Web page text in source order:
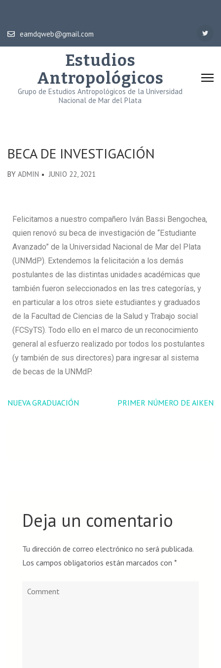
eamdqweb@gmail.com
Estudios
Antropológicos
Grupo de Estudios Antropológicos de la Universidad
Nacional de Mar del Plata
BECA DE INVESTIGACIÓN
BY ADMIN JUNIO 22, 2021
Felicitamos a nuestro compañero Iván Bassi Bengochea,
quien renovó su beca de investigación de “Estudiante
Avanzado” de la Universidad Nacional de Mar del Plata
(UNMdP). Extendemos la felicitación a los demás
postulantes de las distintas unidades académicas que
también fueron seleccionados en las tres categorías, y
en particular a los otros siete estudiantes y graduados
de la Facultad de Ciencias de la Salud y Trabajo social
(FCSyTS). Todo ello en el marco de un reconocimiento
general al esfuerzo realizado por todos los postulantes
(y también de sus directores) para ingresar al sistema
de becas de la UNMdP.
NUEVA GRADUACIÓN PRIMER NÚMERO DE AIKEN
Deja un comentario
Tu dirección de correo electrónico no será publicada.
Los campos obligatorios están marcados con *